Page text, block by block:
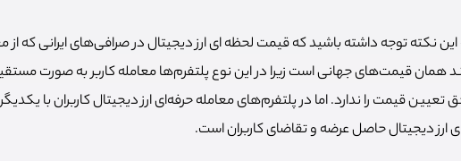
این نکته توجه داشته باشید که قیمت لحظه ای ارز دیجیتال در صرافی‌های ایرانی که
همان قیمت‌های جهانی است زیرا در این نوع پلتفرم‌ها معامله کاربر به صورت
تعیین قیمت را ندارد. اما در پلتفرم‌های معامله حرفه‌ای ارز دیجیتال کاربران با
ارز دیجیتال حاصل عرضه و تقاضای کاربران است.